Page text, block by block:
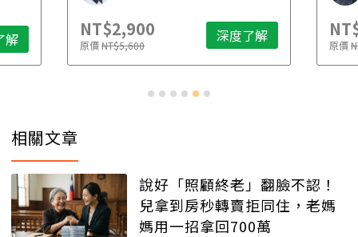
解 NT$2,900
原價NT$5,600 深度了解 原價
相關文章
說好「照顧終老」翻臉不認！
兒拿到房秒轉賣拒同住，老媽
媽用一招拿回700萬